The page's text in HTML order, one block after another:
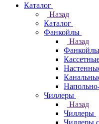
Каталог
Назад
Каталог
Фанкойлы
Назад
Фанкойлы
Чиллеры
Назад
Чиллеры
Чиллеры